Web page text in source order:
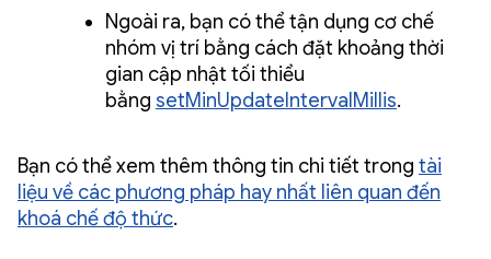
Ngoài ra, bạn có thể tận dụng cơ chế
nhóm vị trí bằng cách đặt khoảng thời
gian cập nhật tối thiểu
bằng setMinUpdateIntervalMillis.
Bạn có thể xem thêm thông tin chi tiết trong tài
liệu về các phương pháp hay nhất liên quan đến
khoá chế độ thức.